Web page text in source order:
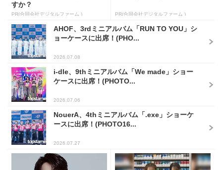
すか？
PR(合同会社デジタルファーム ) PR(合同会社デジタルファーム )
AHOF、3rdミニアルバム「RUN TO YOU」シ
ョーケースに出席！(PHO...
2026.07.08
i-dle、9thミニアルバム「We made」ショー
ケースに出席！(PHOTO...
2026.07.06
NouerA、4thミニアルバム「.exe」ショーケ
ースに出席！(PHOTO16...
2026.07.27